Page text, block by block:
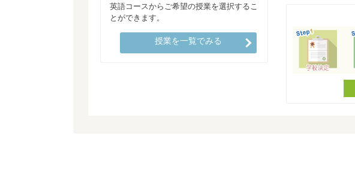
英語コースからご希望の授業を選択するこ
とができます。
授業を一覧でみる